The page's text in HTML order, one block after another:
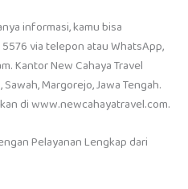
informasi, kamu bisa
via telepon atau WhatsApp,
Kantor New Cahaya Travel
Margorejo, Jawa Tengah.
di www.newcahayatravel.com.
Pelayanan Lengkap dari